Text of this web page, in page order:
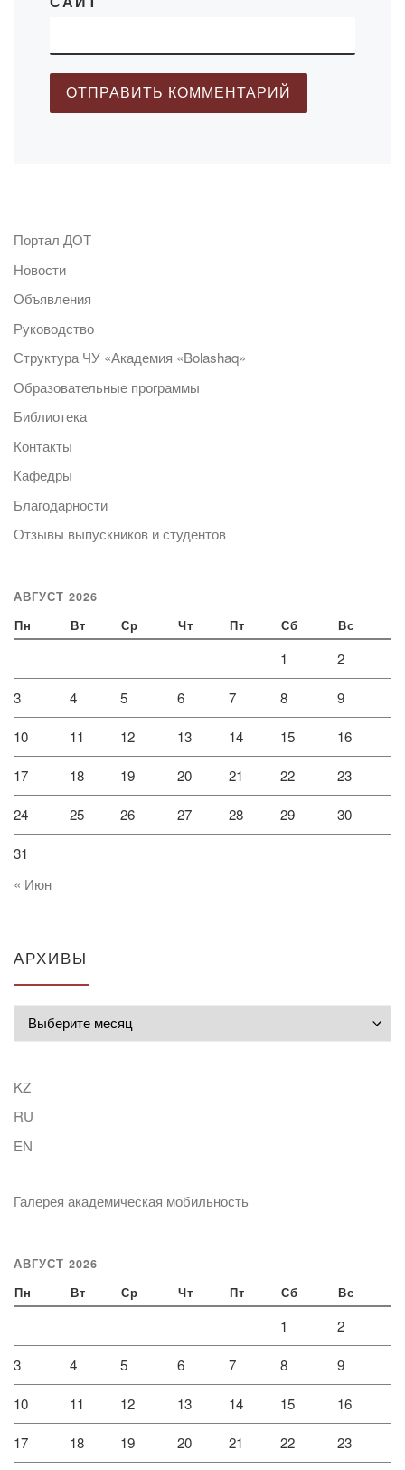
Портал ДОТ
Новости
Объявления
Руководство
Структура ЧУ «Академия «Bolashaq»
Образовательные программы
Библиотека
Контакты
Кафедры
Благодарности
Отзывы выпускников и студентов
АВГУСТ 2026
Пн Вт Ср Чт Пт Сб Вс
1 2
3 4 5 6 7 8 9
10 11 12 13 14 15 16
17 18 19 20 21 22 23
24 25 26 27 28 29 30
31
« Июн
АРХИВЫ
KZ
RU
EN
Галерея академическая мобильность
АВГУСТ 2026
Пн Вт Ср Чт Пт Сб Вс
1 2
3 4 5 6 7 8 9
10 11 12 13 14 15 16
17 18 19 20 21 22 23